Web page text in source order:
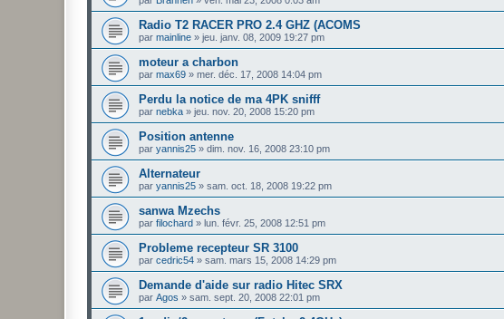
Radio T2 RACER PRO 2.4 GHZ (ACOMS
par mainline » jeu. janv. 08, 2009 19:27 pm
moteur a charbon
par max69 » mer. déc. 17, 2008 14:04 pm
Perdu la notice de ma 4PK snifff
par nebka » jeu. nov. 20, 2008 15:20 pm
Position antenne
par yannis25 » dim. nov. 16, 2008 23:10 pm
Alternateur
par yannis25 » sam. oct. 18, 2008 19:22 pm
sanwa Mzechs
par filochard » lun. févr. 25, 2008 12:51 pm
Probleme recepteur SR 3100
par cedric54 » sam. mars 15, 2008 14:29 pm
Demande d'aide sur radio Hitec SRX
par Agos » sam. sept. 20, 2008 22:01 pm